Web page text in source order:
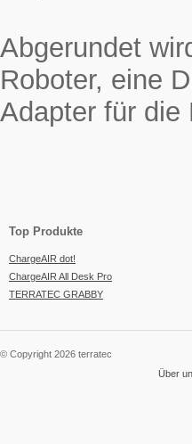
Abgerundet
Roboter, eine
Adapter für die
Top Produkte
ChargeAIR dot!
ChargeAIR All Desk Pro
TERRATEC GRABBY
© Copyright 2026 terratec
Über